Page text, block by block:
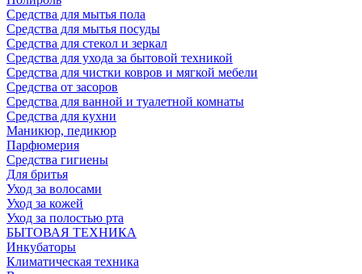
Средства для мытья пола
Средства для мытья посуды
Средства для стекол и зеркал
Средства для ухода за бытовой техникой
Средства для чистки ковров и мягкой мебели
Средства от засоров
Средства для ванной и туалетной комнаты
Средства для кухни
Маникюр, педикюр
Парфюмерия
Средства гигиены
Для бритья
Уход за волосами
Уход за кожей
Уход за полостью рта
БЫТОВАЯ ТЕХНИКА
Инкубаторы
Климатическая техника